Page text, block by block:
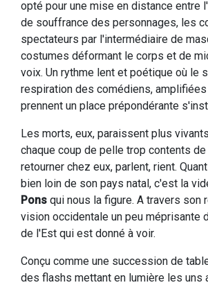
opté pour une mise en distance entre
de souffrance des personnages, les
spectateurs par l'intermédiaire de
costumes déformant le corps et de
voix. Un rythme lent et poétique où le
respiration des comédiens,
prennent un place prépondérante
Les morts, eux, paraissent plus
chaque coup de pelle trop contents
retourner chez eux, parlent, rient.
bien loin de son pays natal, c'est la
Pons qui nous la figure. A travers son
vision occidentale un peu méprisante
de l'Est qui est donné à voir.
Conçu comme une succession de
des flashs mettant en lumière les uns